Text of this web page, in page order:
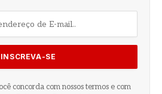
concorda com nossos termos e com